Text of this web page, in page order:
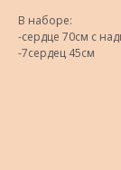
В наборе:
-сердце 70см с
-7сердец 45см